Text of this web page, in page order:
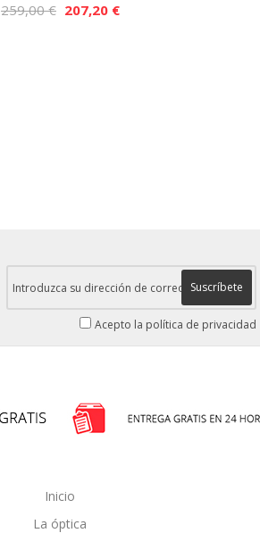
259,00 € 207,20 €
Suscríbete
Acepto la política de privacidad
Inicio
La óptica